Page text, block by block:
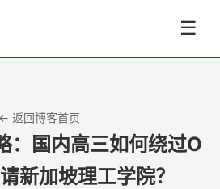
☰
← 返回博客首页
：国内高三如何绕过O
新加坡理工学院？